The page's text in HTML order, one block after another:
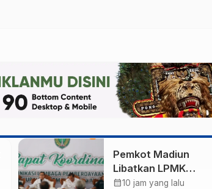
Pemkot Madiun
Libatkan LPMK
Percepat Program
calendar_month10 jam yang lalu